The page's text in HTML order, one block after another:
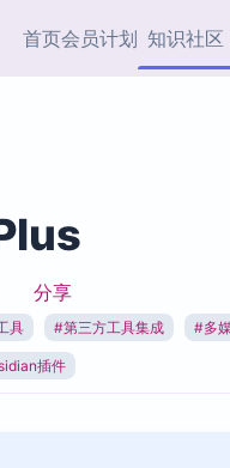
首页会员计划 知识社区
热门链接Top5
官方
件
插件
分享
具 #第三方工具集成 #多
插件